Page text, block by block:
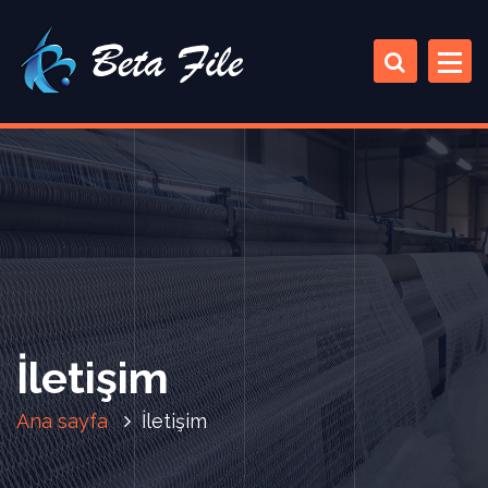
İletişim
Ana sayfa İletişim